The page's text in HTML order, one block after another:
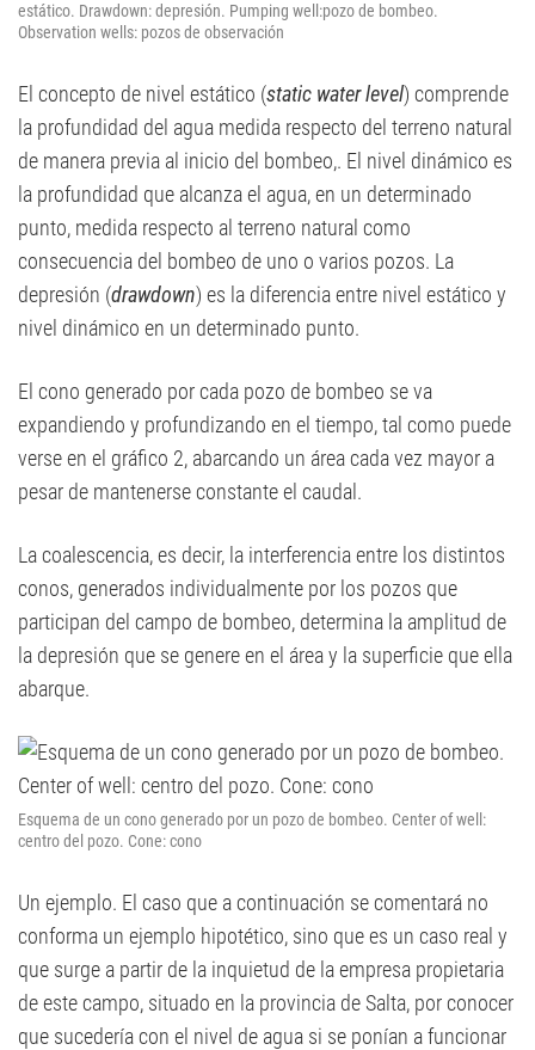
estático. Drawdown: depresión. Pumping well:pozo de bombeo.
Observation wells: pozos de observación
El concepto de nivel estático (static water level) comprende
la profundidad del agua medida respecto del terreno natural
de manera previa al inicio del bombeo,. El nivel dinámico es
la profundidad que alcanza el agua, en un determinado
punto, medida respecto al terreno natural como
consecuencia del bombeo de uno o varios pozos. La
depresión (drawdown) es la diferencia entre nivel estático y
nivel dinámico en un determinado punto.
El cono generado por cada pozo de bombeo se va
expandiendo y profundizando en el tiempo, tal como puede
verse en el gráfico 2, abarcando un área cada vez mayor a
pesar de mantenerse constante el caudal.
La coalescencia, es decir, la interferencia entre los distintos
conos, generados individualmente por los pozos que
participan del campo de bombeo, determina la amplitud de
la depresión que se genere en el área y la superficie que ella
abarque.
Esquema de un cono generado por un pozo de bombeo. Center of well:
centro del pozo. Cone: cono
Un ejemplo. El caso que a continuación se comentará no
conforma un ejemplo hipotético, sino que es un caso real y
que surge a partir de la inquietud de la empresa propietaria
de este campo, situado en la provincia de Salta, por conocer
que sucedería con el nivel de agua si se ponían a funcionar